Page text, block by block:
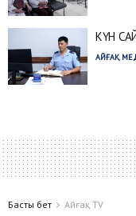
КҮН
АЙҒАҚ
Басты бет Айғақ TV